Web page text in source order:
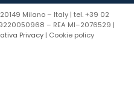
Milano – Italy | tel. +39 02
– REA MI–2076529 |
Privacy | Cookie policy